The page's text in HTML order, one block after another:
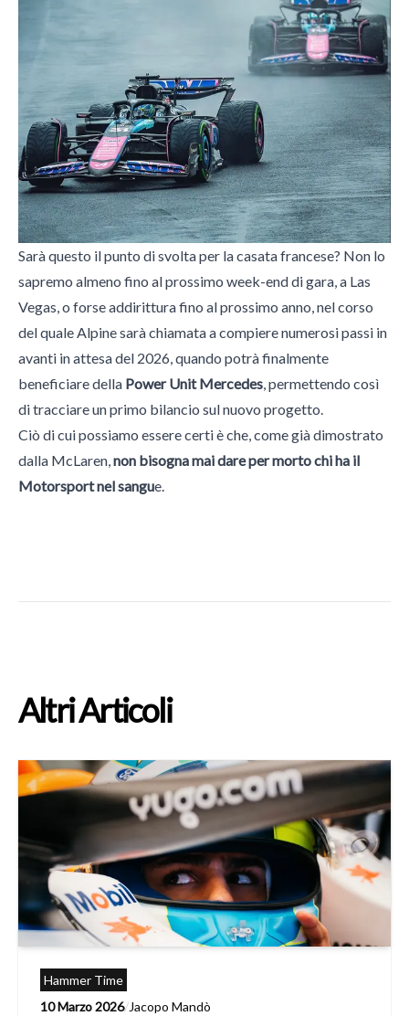
Sarà questo il punto di svolta per la casata francese? Non lo
sapremo almeno fino al prossimo week-end di gara, a Las
Vegas, o forse addirittura fino al prossimo anno, nel corso
del quale Alpine sarà chiamata a compiere numerosi passi in
avanti in attesa del 2026, quando potrà finalmente
beneficiare della Power Unit Mercedes, permettendo così
di tracciare un primo bilancio sul nuovo progetto.
Ciò di cui possiamo essere certi è che, come già dimostrato
dalla McLaren,non bisogna mai dare per morto chi ha il
Motorsport nel sangue.
Altri Articoli
Hammer Time
10 Marzo 2026/Jacopo Mandò